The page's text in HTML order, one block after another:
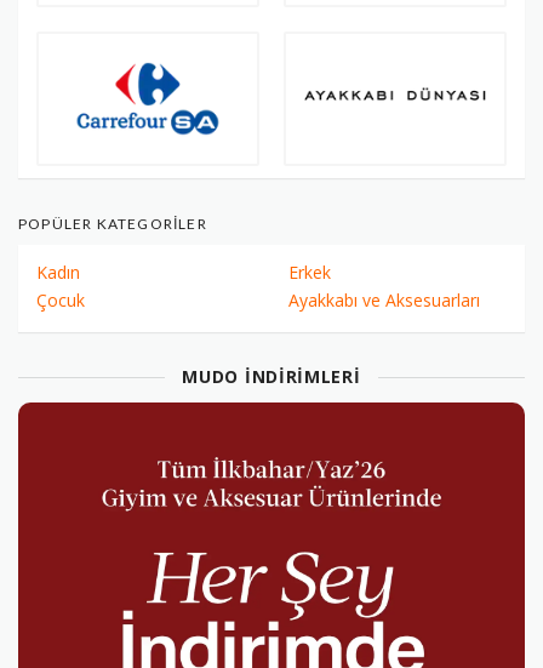
POPÜLER KATEGORILER
Kadın
Erkek
Çocuk
Ayakkabı ve Aksesuarları
MUDO İNDIRIMLERI